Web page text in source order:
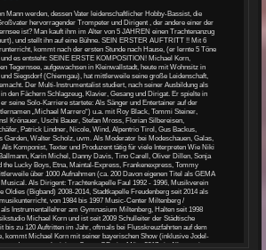
Mann werden, dessen Vater leidenschaftlicher Hobby-Bassist, die
hervorragender Trompeter und Dirigent , der andere einer der
ist? Man kauft ihm im Alter von 5 JAHREN einen Trachtenanzug
und stellt ihn auf eine Bühne. SEIN ERSTER AUFTRITT !! Mit 6
kommt nach der ersten Stunde nach Hause, (er lernte 5 Töne
es entsteht: SEINE ERSTE KOMPOSITION! Michael Korn,
Tegernsee, aufgewachsen in Kleinwallstadt, heute mit Wohnsitz in
Siegsdorf (Chiemgau), hat mittlerweile seine große Leidenschaft,
Der Multi-Instrumentalist studiert, nach seiner Ausbildung als
den Fächern Schlagzeug, Klavier, Gesang und Dirigat. Er spielte in
seine Solo-Karriere startete: Als Sänger und Entertainer auf der
„Michael Marrero“) u.a. mit Roy Black, Tommi Steiner,
Krönauer, Uschi Bauer, Stefan Mross, Florian Silbereisen,
Patrick Lindner, Nicole, Wind, Alpentrio Tirol, Gus Backus,
Walter Scholz, uvm. Als Moderator bei Modeschauen, Galas,
Komponist, Texter und Produzent tätig für viele Interpreten Wie Niki
Karin Michel, Danny Davis, Tino Carell, Oliver Dillen, Sonja
the Lucky Boys, Etna, Maintal-Express, Frankenexpress, Tommy
über 1000 Aufnahmen (ca. 200 Davon eigenen Titel als GEMA
Als Dirigent: Trachtenkapelle Faul 1992 - 1996, Musikverein
Oldies (Bigband) 2008-2014, Stadtkapelle Freudenberg seit 2014 als
von 1984 bis 1997 Music-Center Miltenberg /
Instrumentallehrer am Gymnasium Miltenberg, Halten seit 1998
Michael Korn und ist seit 2009 Schulleiter der Städtische
bis zu 120 Auftritten im Jahr, oftmals bei Flusskreuzfahrten auf dem
kommt Michael Korn mit seiner bayerischen Show (inklusive Jodel-
an, dass er nach einigen Cover-CDs im März 2017 ein Album mit